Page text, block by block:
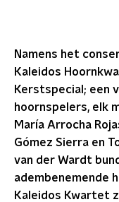
Namens het
Kaleidos
Kerstspecial; een
hoornspelers, elk
María Arrocha
Gómez Sierra en
van der Wardt
adembenemende
Kaleidos Kwartet